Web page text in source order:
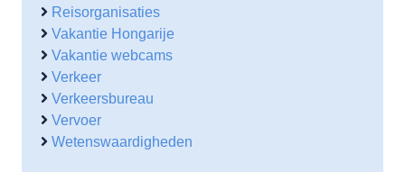
Reisorganisaties
Vakantie Hongarije
Vakantie webcams
Verkeer
Verkeersbureau
Vervoer
Wetenswaardigheden